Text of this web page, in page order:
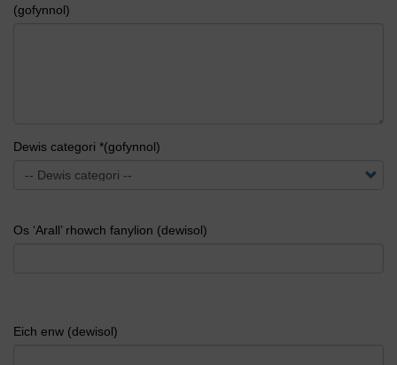
(gofynnol)
Dewis categori *(gofynnol)
Os ‘Arall’ rhowch fanylion (dewisol)
Eich enw (dewisol)